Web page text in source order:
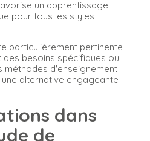
un apprentissage
pour tous les styles
particulièrement pertinente
besoins spécifiques ou
méthodes d'enseignement
alternative engageante
dans
de